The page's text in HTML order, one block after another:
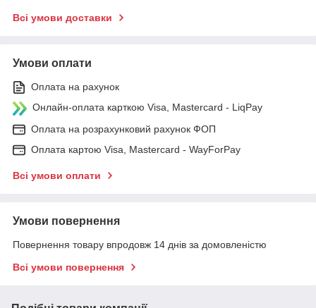
Всі умови доставки
Умови оплати
Оплата на рахунок
Онлайн-оплата карткою Visa, Mastercard - LiqPay
Оплата на розрахунковий рахунок ФОП
Оплата картою Visa, Mastercard - WayForPay
Всі умови оплати
Умови повернення
Повернення товару впродовж 14 днів за домовленістю
Всі умови повернення